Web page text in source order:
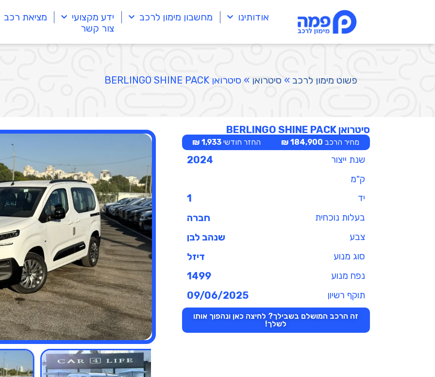
אודותינו מחשבון מימון לרכב ידע מקצועי
מציאת רכב
צור קשר
פשוט מימון לרכב » סיטרואן » סיטרואן BERLINGO SHINE PACK
סיטרואן BERLINGO SHINE PACK
מחיר הרכב 184,900 ₪ החזר חודשי1,933 ₪
שנת ייצור 2024
ק"מ
יד
1
בעלות נוכחית חברה
צבע שנהב לבן
סוג מנוע דיזל
נפח מנוע 1499
תוקף רשיון 09/06/2025
זה הרכב המושלם בשבילך? לחיצה כאן ונהפוך אותו
לשלך!